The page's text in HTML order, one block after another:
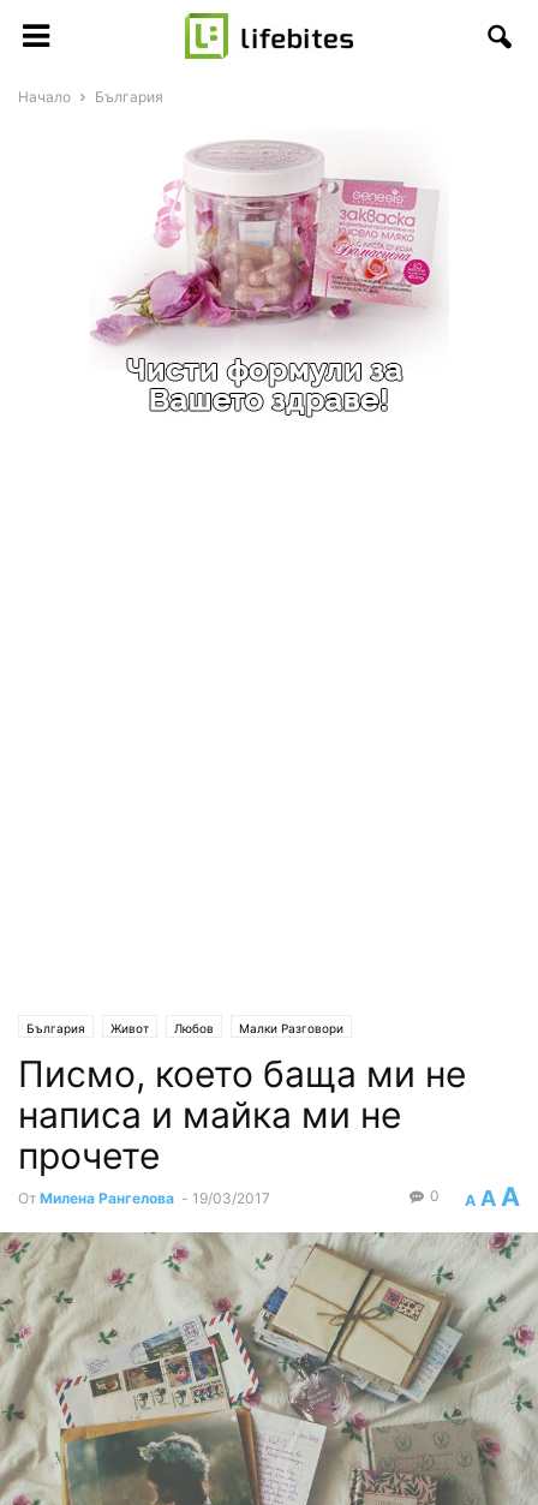
Начало България
България Живот Любов Малки Разговори
Писмо, което баща ми не
написа и майка ми не
прочете
От Милена Рангелова - 19/03/2017 A A A
0